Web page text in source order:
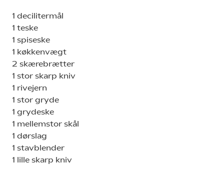
1 decilitermål
1 teske
1 spiseske
1 køkkenvægt
2 skærebrætter
1 stor skarp kniv
1 rivejern
1 stor gryde
1 grydeske
1 mellemstor skål
1 dørslag
1 stavblender
1 lille skarp kniv